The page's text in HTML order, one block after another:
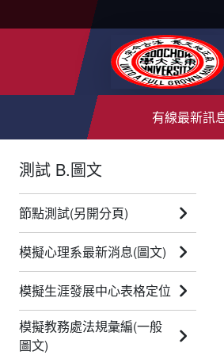
有線最新訊
測試 B.圖文
節點測試(另開分頁)
模擬心理系最新消息(圖文)
模擬生涯發展中心表格定位
模擬教務處法規彙編(一般
圖文)